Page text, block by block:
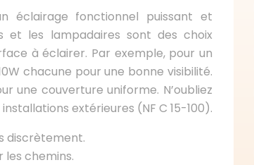
éclairage fonctionnel puissant et
et les lampadaires sont des choix
à éclairer. Par exemple, pour un
chacune pour une bonne visibilité.
une couverture uniforme. N’oubliez
extérieures (NF C 15-100).
discrètement.
chemins.